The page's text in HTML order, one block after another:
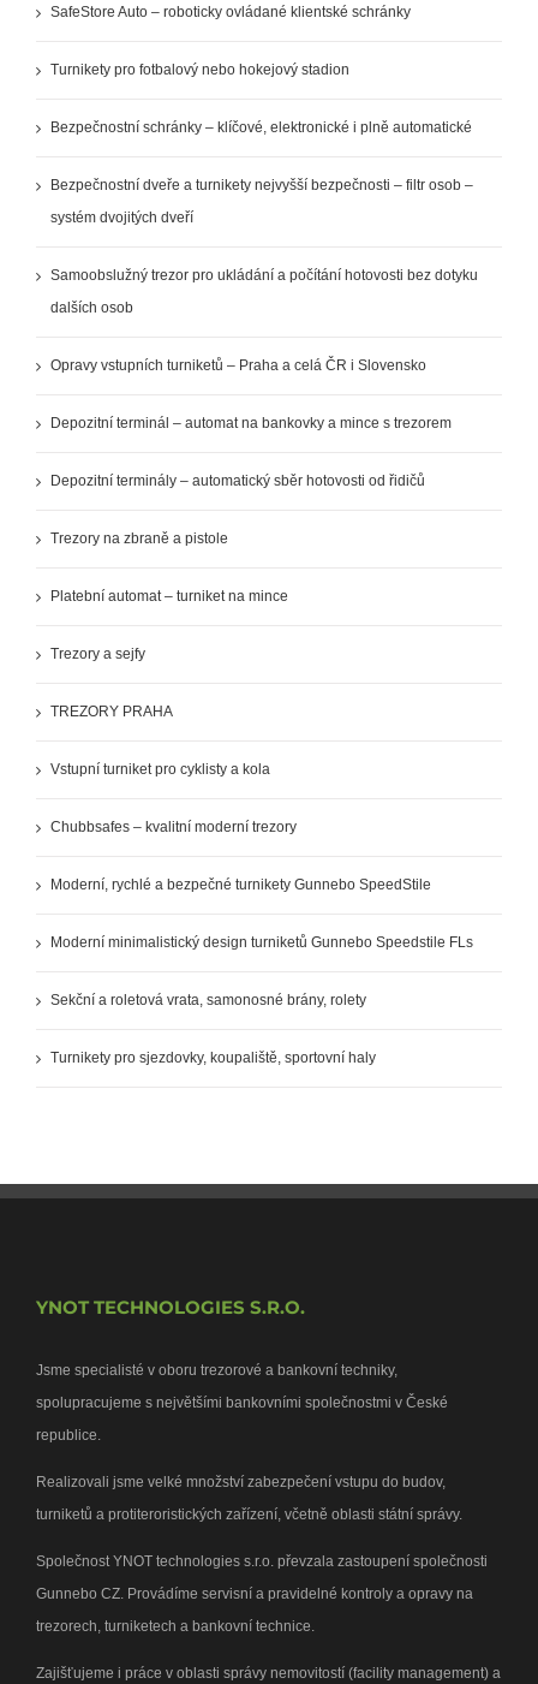
SafeStore Auto – roboticky ovládané klientské schránky
Turnikety pro fotbalový nebo hokejový stadion
Bezpečnostní schránky – klíčové, elektronické i plně automatické
Bezpečnostní dveře a turnikety nejvyšší bezpečnosti – filtr osob –
systém dvojitých dveří
Samoobslužný trezor pro ukládání a počítání hotovosti bez dotyku
dalších osob
Opravy vstupních turniketů – Praha a celá ČR i Slovensko
Depozitní terminál – automat na bankovky a mince s trezorem
Depozitní terminály – automatický sběr hotovosti od řidičů
Trezory na zbraně a pistole
Platební automat – turniket na mince
Trezory a sejfy
TREZORY PRAHA
Vstupní turniket pro cyklisty a kola
Chubbsafes – kvalitní moderní trezory
Moderní, rychlé a bezpečné turnikety Gunnebo SpeedStile
Moderní minimalistický design turniketů Gunnebo Speedstile FLs
Sekční a roletová vrata, samonosné brány, rolety
Turnikety pro sjezdovky, koupaliště, sportovní haly
YNOT TECHNOLOGIES S.R.O.
Jsme specialisté v oboru trezorové a bankovní techniky,
spolupracujeme s největšími bankovními společnostmi v České
republice.
Realizovali jsme velké množství zabezpečení vstupu do budov,
turniketů a protiteroristických zařízení, včetně oblasti státní správy.
Společnost YNOT technologies s.r.o. převzala zastoupení společnosti
Gunnebo CZ. Provádíme servisní a pravidelné kontroly a opravy na
trezorech, turniketech a bankovní technice.
Zajišťujeme i práce v oblasti správy nemovitostí (facility management) a